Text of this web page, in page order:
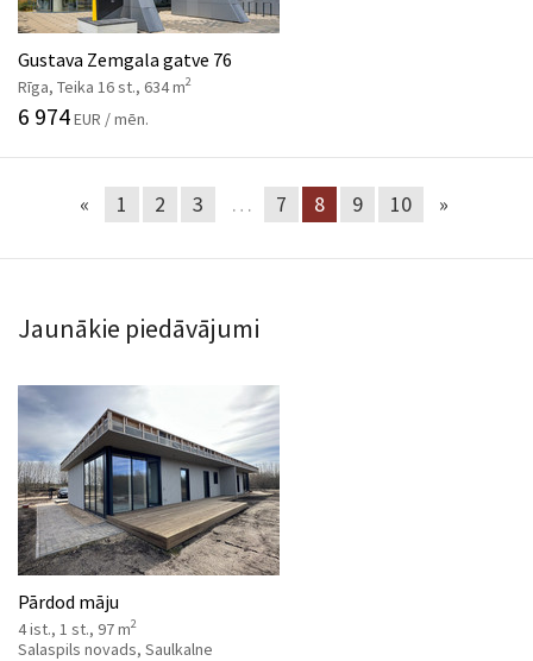
Gustava Zemgala gatve 76
Rīga, Teika 16 st., 634 m2
6 974EUR / mēn.
« 1 2 3 … 7 8 9 10 »
Jaunākie piedāvājumi
Pārdod māju
4 ist., 1 st., 97 m2
Salaspils novads, Saulkalne